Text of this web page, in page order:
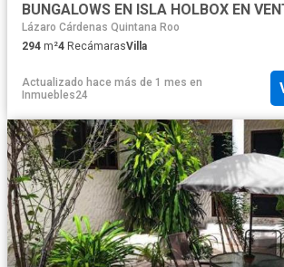
Lázaro Cárdenas Quintana Roo
294 m²4 RecámarasVilla
Actualizado hace más de 1 mes en
Inmuebles24